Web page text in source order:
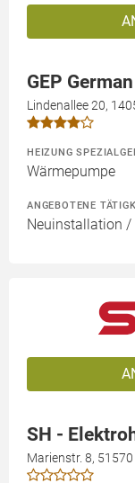
GEP
Lindenallee 20,
HEIZUNG
Wärmepumpe
ANGEBOTENE
Neuinstallation /
SH -
Marienstr. 8,